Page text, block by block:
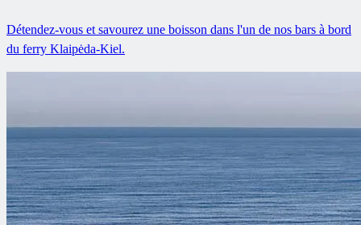
Détendez-vous et savourez une boisson dans l'un de nos bars à bord
du ferry Klaipėda-Kiel.